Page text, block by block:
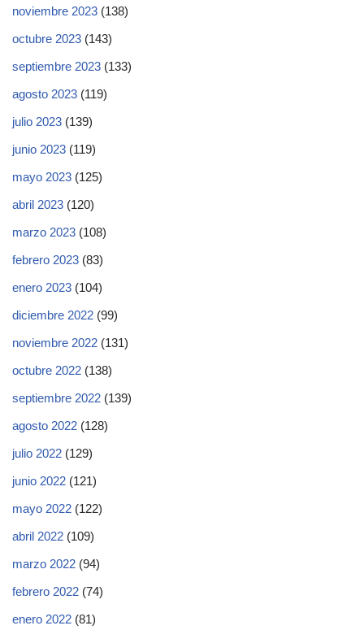
noviembre 2023 (138)
octubre 2023 (143)
septiembre 2023 (133)
agosto 2023 (119)
julio 2023 (139)
junio 2023 (119)
mayo 2023 (125)
abril 2023 (120)
marzo 2023 (108)
febrero 2023 (83)
enero 2023 (104)
diciembre 2022 (99)
noviembre 2022 (131)
octubre 2022 (138)
septiembre 2022 (139)
agosto 2022 (128)
julio 2022 (129)
junio 2022 (121)
mayo 2022 (122)
abril 2022 (109)
marzo 2022 (94)
febrero 2022 (74)
enero 2022 (81)